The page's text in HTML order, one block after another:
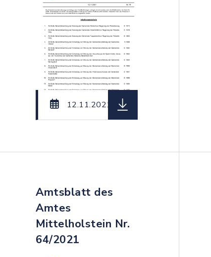
12.11.2021
herunterladen
Amtsblatt des
Amtes
Mittelholstein Nr.
64/2021